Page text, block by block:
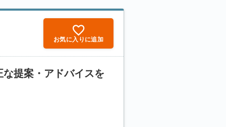
お気に入りに追加
提案・アドバイスを